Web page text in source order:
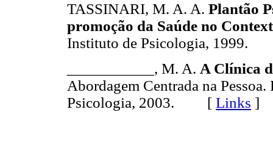
TASSINARI, M. A. A. Plantão
promoção da Saúde no
Instituto de Psicologia,
___________, M. A. A Clínica
Abordagem Centrada na
Psicologia, 2003. [ Links ]